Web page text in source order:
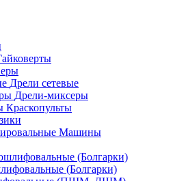
Дрели сетевые
Дрели-миксеры
Краскопульты
Машины
(Болгарки)